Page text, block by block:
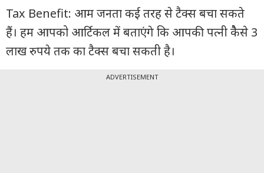
वीडियो
ट्रेंडिंग
Tax Benefit: आम जनता कई तरह से टैक्स बचा सकते
हैं। हम आपको आर्टिकल में बताएंगे कि आपकी पत्नी कैेसे 3
लाख रुपये तक का टैक्स बचा सकती है।
ADVERTISEMENT